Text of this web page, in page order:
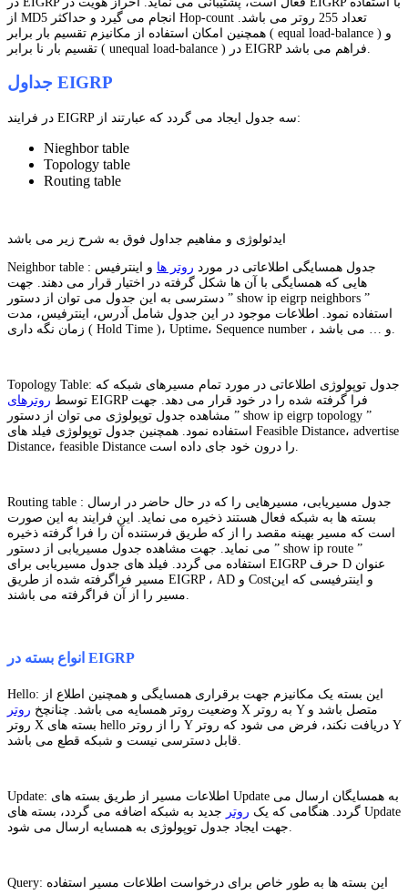
از MD5 انجام می گیرد و حداکثر Hop-count تعداد 255 روتر می باشد.
همچنین امکان استفاده از مکانیزم تقسیم بار برابر ( equal load-balance ) و
جداول EIGRP
در فرایند EIGRP سه جدول ایجاد می گردد که عبارتند از:
Nieghbor table
Topology table
Routing table
ایدئولوژی و مفاهیم جداول فوق به شرح زیر می باشد
Neighbor table : جدول همسایگی اطلاعاتی در مورد روتر ها و اینترفیس
هایی که همسایگی با آن ها شکل گرفته در اختیار قرار می دهند. جهت
دسترسی به این جدول می توان از دستور ” show ip eigrp neighbors ”
استفاده نمود. اطلاعات موجود در این جدول شامل آدرس، اینترفیس، مدت
زمان نگه داری ( Hold Time )، Uptime، Sequence number ، و … می باشد.
Topology Table: جدول توپولوژی اطلاعاتی در مورد تمام مسیرهای شبکه که
توسط روترهای
EIGRP فرا گرفته شده را در خود قرار می دهد. جهت
مشاهده جدول توپولوژی می توان از دستور ” show ip eigrp topology ”
استفاده نمود. همچنین جدول توپولوژی فیلد های Feasible Distance، advertise
Distance، feasible Distance را درون خود جای داده است.
Routing table : جدول مسیریابی، مسیرهایی را که در حال حاضر در ارسال
بسته ها به شبکه فعال هستند ذخیره می نماید. این فرایند به این صورت
است که مسیر بهینه مقصد را از که طریق فرستنده آن را فرا گرفته ذخیره
می نماید. جهت مشاهده جدول مسیریابی از دستور ” show ip route ”
استفاده می گردد. فیلد های جدول مسیریابی برای EIGRP حرف D عنوان
مسیر فراگرفته شده از طریق EIGRP ، AD و Costو اینترفیسی که این
مسیر را از آن فراگرفته می باشند.
انواع بسته در EIGRP
Hello: این بسته یک مکانیزم جهت برقراری همسایگی و همچنین اطلاع از
وضعیت روتر همسایه می باشد. چنانچخ روتر
X به روتر Y متصل باشد و
روتر X بسته های hello را از روتر Y دریافت نکند، فرض می شود که روتر Y
Update: اطلاعات مسیر از طریق بسته های Update به همسایگان ارسال می
گردد. هنگامی که یک روتر جدید به شبکه اضافه می گردد، بسته های Update
Query: این بسته ها به طور خاص برای درخواست اطلاعات مسیر استفاده